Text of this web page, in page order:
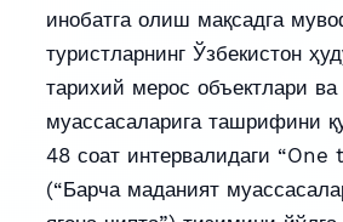
инобатга олиш мақсадга
туристларнинг Ўзбекистон
тарихий мерос объектлари
муассасаларига ташрифини
48 соат интервалидаги
(“Барча маданият